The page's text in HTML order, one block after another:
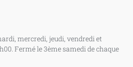
mercredi, jeudi, vendredi et
Fermé le 3ème samedi de chaque